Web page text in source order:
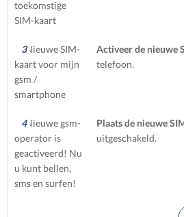
3 Activeer de nieuwe
telefoon.
4 Plaats de nieuwe
uitgeschakeld.